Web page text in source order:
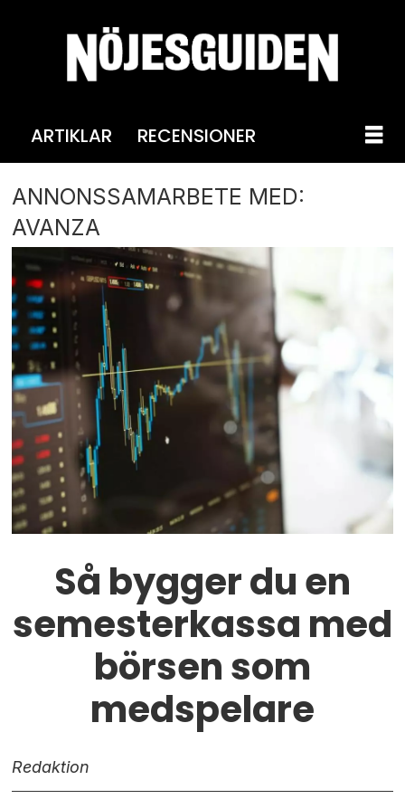
ARTIKLAR RECENSIONER
ANNONSSAMARBETE MED:
AVANZA
Så bygger du en
semesterkassa med
börsen som
medspelare
Redaktion